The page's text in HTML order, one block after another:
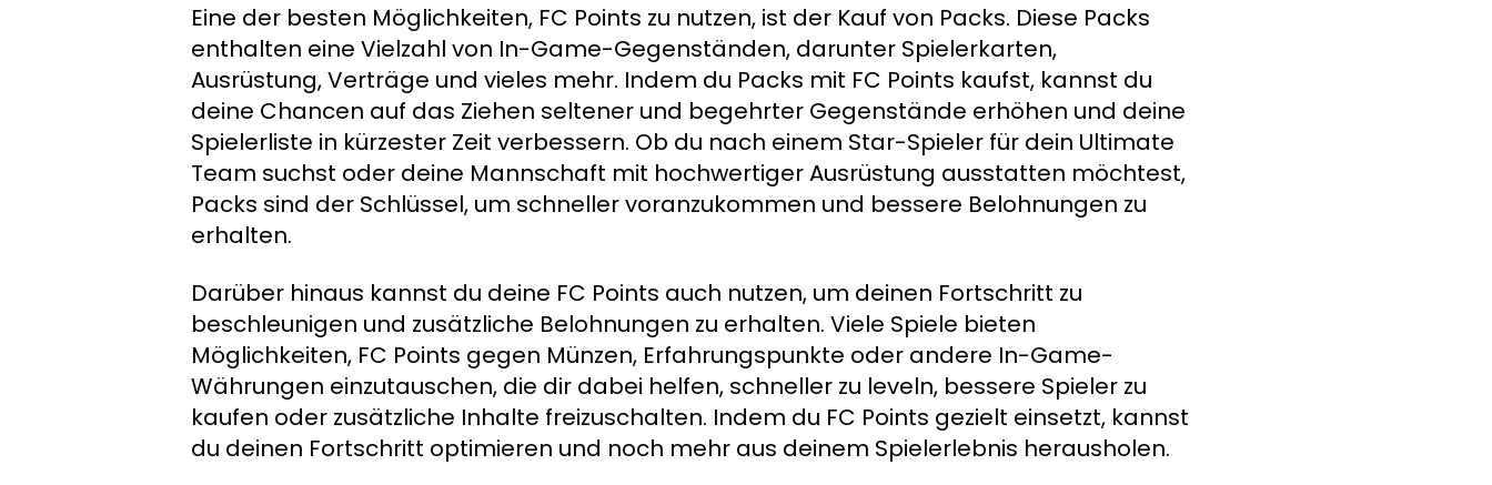
Eine der besten Möglichkeiten, FC Points zu nutzen, ist der Kauf von Packs. Diese Packs
enthalten eine Vielzahl von In-Game-Gegenständen, darunter Spielerkarten,
Ausrüstung, Verträge und vieles mehr. Indem du Packs mit FC Points kaufst, kannst du
deine Chancen auf das Ziehen seltener und begehrter Gegenstände erhöhen und deine
Spielerliste in kürzester Zeit verbessern. Ob du nach einem Star-Spieler für dein Ultimate
Team suchst oder deine Mannschaft mit hochwertiger Ausrüstung ausstatten möchtest,
Packs sind der Schlüssel, um schneller voranzukommen und bessere Belohnungen zu
erhalten.
Darüber hinaus kannst du deine FC Points auch nutzen, um deinen Fortschritt zu
beschleunigen und zusätzliche Belohnungen zu erhalten. Viele Spiele bieten
Möglichkeiten, FC Points gegen Münzen, Erfahrungspunkte oder andere In-Game-
Währungen einzutauschen, die dir dabei helfen, schneller zu leveln, bessere Spieler zu
kaufen oder zusätzliche Inhalte freizuschalten. Indem du FC Points gezielt einsetzt, kannst
du deinen Fortschritt optimieren und noch mehr aus deinem Spielerlebnis herausholen.